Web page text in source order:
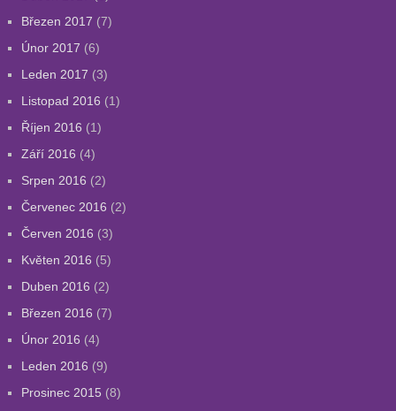
Březen 2017 (7)
Únor 2017 (6)
Leden 2017 (3)
Listopad 2016 (1)
Říjen 2016 (1)
Září 2016 (4)
Srpen 2016 (2)
Červenec 2016 (2)
Červen 2016 (3)
Květen 2016 (5)
Duben 2016 (2)
Březen 2016 (7)
Únor 2016 (4)
Leden 2016 (9)
Prosinec 2015 (8)